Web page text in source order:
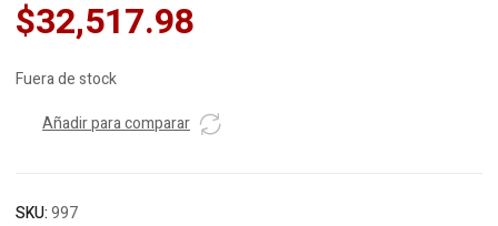
$32,517.98
Fuera de stock
Añadir para comparar
SKU:997